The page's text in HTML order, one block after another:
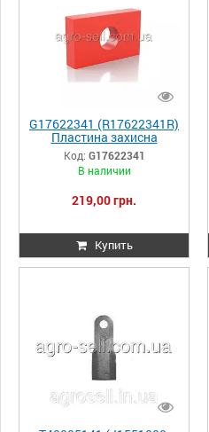
G17622341 (R17622341R)
Пластина захисна
Gaspardo
Код: G17622341
В наличии
219,00 грн.
Купить